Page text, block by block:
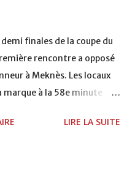
finales de la coupe du
rencontre a opposé
à Meknès. Les locaux
à la 58e minute
à la 74e, maisLIRE LA SUITE